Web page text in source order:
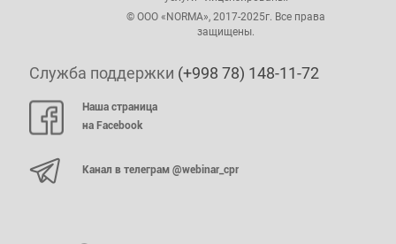
© ООО «NORMA», 2017-2025г. Все права
защищены.
Служба поддержки (+998 78) 148-11-72
Наша страница
на Facebook
Канал в телеграм @webinar_cpr